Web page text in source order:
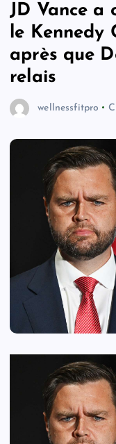
JD Vance
le Kennedy
après que
relais
wellnessfitpro